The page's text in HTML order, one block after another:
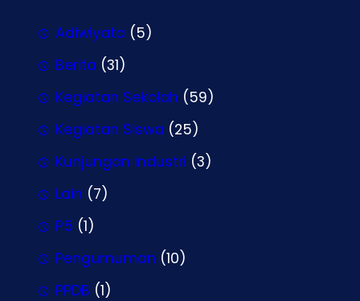
Adiwiyata (5)
Berita (31)
Kegiatan Sekolah (59)
Kegiatan Siswa (25)
Kunjungan Industri (3)
Lain (7)
P5 (1)
Pengumuman (10)
PPDB (1)